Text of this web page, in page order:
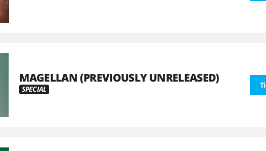
MAGELLAN (PREVIOUSLY UNRELEASED)
SPECIAL